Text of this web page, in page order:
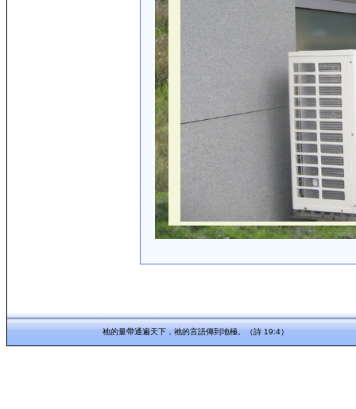
祂的量帶通遍天下，祂的言語傳到地極。（詩 19:4）